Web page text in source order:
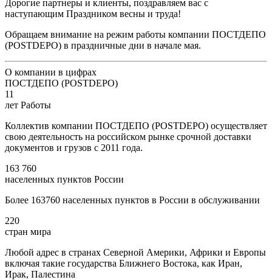
Дорогие партнеры и клиенты, поздравляем вас с
наступающим Праздником весны и труда!
Обращаем внимание на режим работы компании ПОСТДЕПО
(POSTDEPO) в праздничные дни в начале мая.
О компании в цифрах
ПОСТДЕПО (POSTDEPO)
11
лет Работы
Коллектив компании ПОСТДЕПО (POSTDEPO) осуществляет
свою деятельность на российском рынке срочной доставки
документов и грузов с 2011 года.
163 760
населенных пунктов России
Более 163760 населенных пунктов в России в обслуживании
220
стран мира
Любой адрес в странах Северной Америки, Африки и Европы
включая такие государства Ближнего Востока, как Иран,
Ирак, Палестина